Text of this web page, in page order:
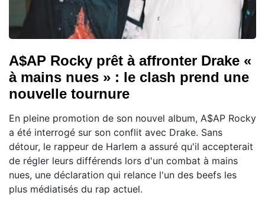
A$AP Rocky prêt à affronter Drake «
à mains nues » : le clash prend une
nouvelle tournure
En pleine promotion de son nouvel album, A$AP Rocky
a été interrogé sur son conflit avec Drake. Sans
détour, le rappeur de Harlem a assuré qu'il accepterait
de régler leurs différends lors d'un combat à mains
nues, une déclaration qui relance l'un des beefs les
plus médiatisés du rap actuel.